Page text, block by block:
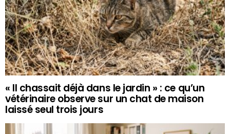
« Il chassait déjà dans le jardin » : ce qu’un
vétérinaire observe sur un chat de maison
laissé seul trois jours